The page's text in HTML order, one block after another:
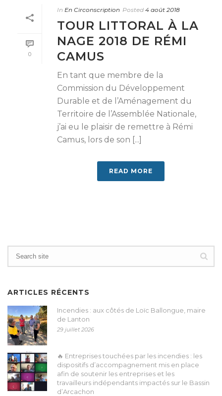
0
In En Circonscription Posted 4 août 2018
TOUR LITTORAL À LA
NAGE 2018 DE RÉMI
CAMUS
En tant que membre de la
Commission du Développement
Durable et de l’Aménagement du
Territoire de l’Assemblée Nationale,
j’ai eu le plaisir de remettre à Rémi
Camus, lors de son [...]
READ MORE
ARTICLES RÉCENTS
Incendies : aux côtés de Loïc Ballongue, maire
de Lanton
29 juillet 2026
🔥 Entreprises touchées par les incendies : les
dispositifs d’accompagnement mis en place
afin de soutenir les entreprises et les
travailleurs indépendants impactés sur le Bassin
d’Arcachon